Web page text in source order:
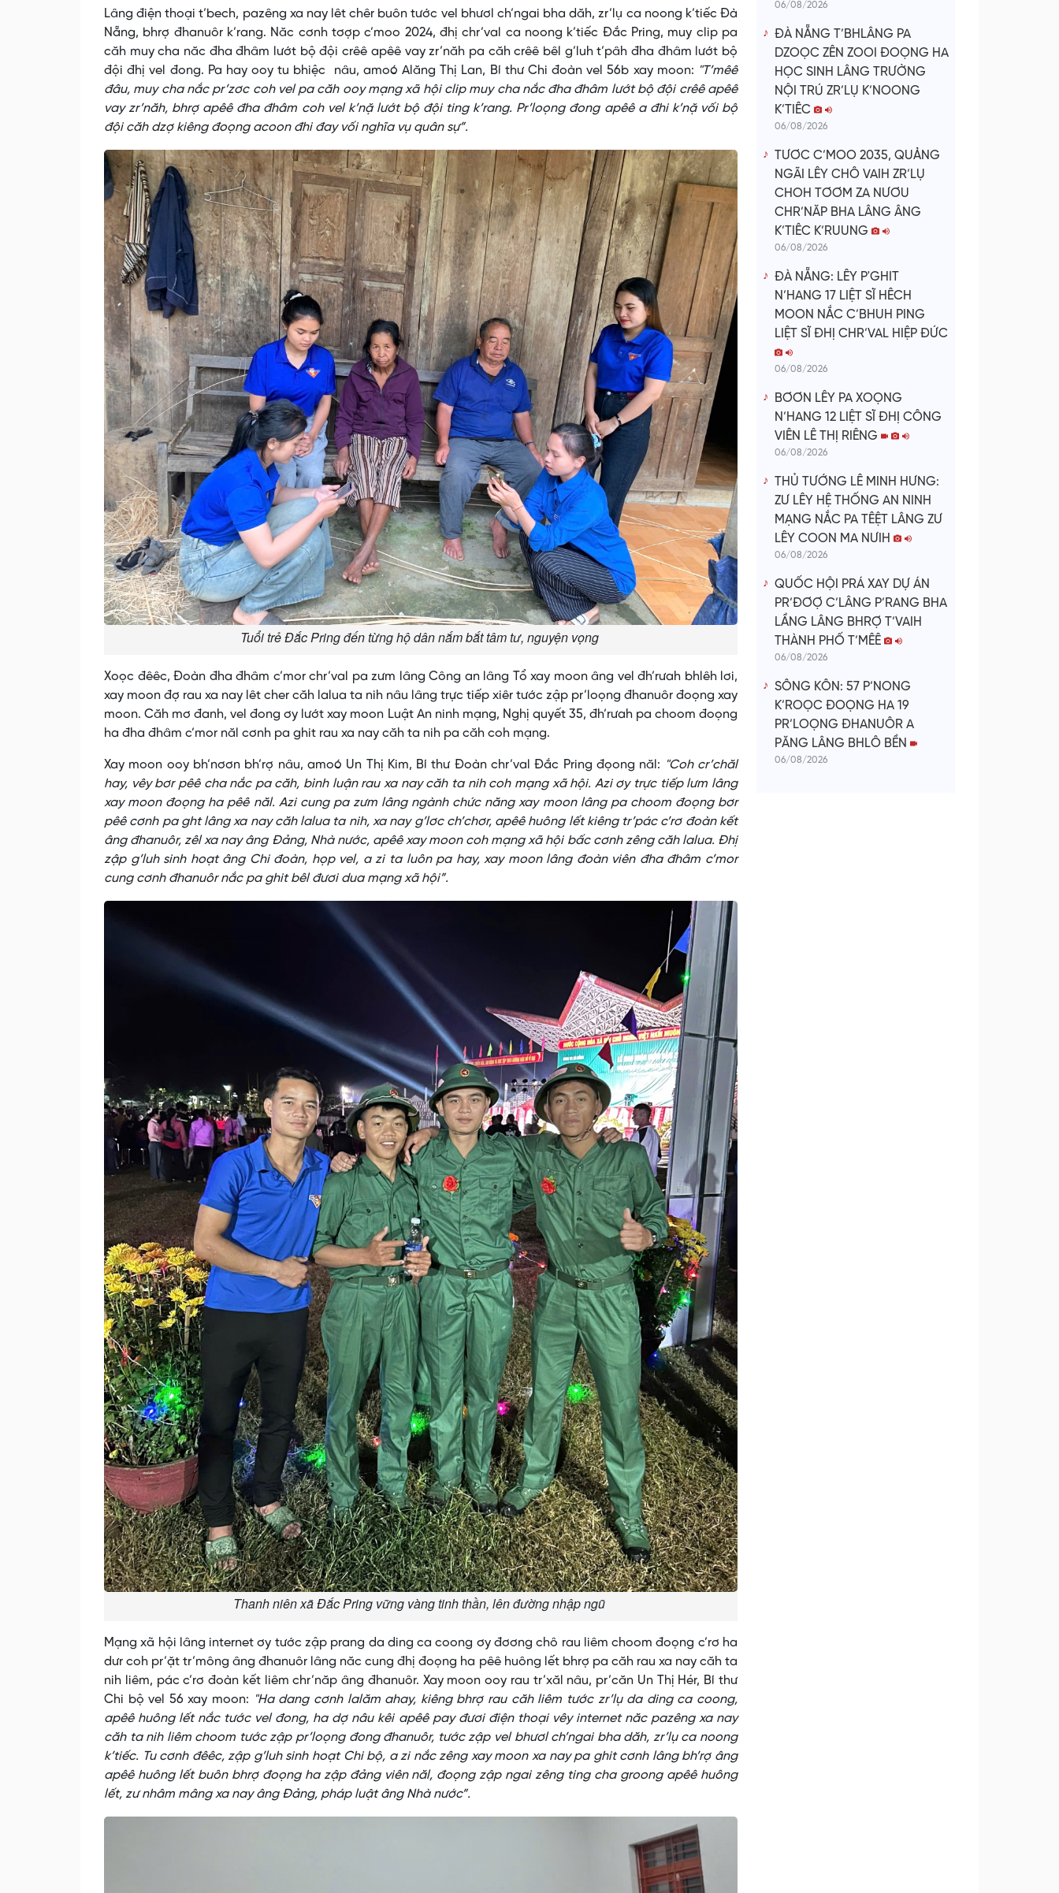
Lâng điện thoại t’bech, pazêng xa nay lêt chêr buôn tước vel bhươl ch’ngai bha dăh, zr’lụ ca noong k’tiếc Đà
Nẵng, bhrợ đhanuôr k’rang. Năc cơnh tơợp c’moo 2024, đhị chr’val ca noong k’tiếc Đắc Pring, muy clip pa
căh muy cha năc đha đhâm lướt bộ đội crêê apêê vay zr’năh pa căh crêê bêl g’luh t’pâh đha đhâm lướt bộ
đội đhị vel đong. Pa hay ooy tu bhiệc nâu, amoó Alăng Thị Lan, Bí thư Chi đoàn vel 56b xay moon: "T’mêê
đâu, muy cha nắc pr’zơc coh vel pa căh ooy mạng xã hội clip muy cha nắc đha đhâm lướt bộ đội crêê apêê
vay zr’năh, bhrợ apêê đha đhâm coh vel k’nặ lướt bộ đội ting k’rang. Pr’loọng đong apêê a đhi k’nặ vối bộ
đội căh dzợ kiêng đoọng acoon đhi đay vối nghĩa vụ quân sự”.
Tuổi trẻ Đắc Pring đến từng hộ dân nắm bắt tâm tư, nguyện vọng
Xoọc đêêc, Đoàn đha đhâm c’mor chr’val pa zưm lâng Công an lâng Tổ xay moon âng vel đh’rưah bhlêh lơi,
xay moon đợ rau xa nay lêt cher căh lalua ta nih nâu lâng trực tiếp xiêr tước zập pr’loọng đhanuôr đoọng xay
moon. Căh mơ đanh, vel đong ơy lướt xay moon Luật An ninh mạng, Nghị quyết 35, đh’rưah pa choom đoọng
ha đha đhâm c’mor năl cơnh pa ghit rau xa nay căh ta nih pa căh coh mạng.
Xay moon ooy bh’nơơn bh’rợ nâu, amoó Un Thị Kim, Bí thư Đoàn chr’val Đắc Pring đọong năl: "Coh cr’chăl
hay, vêy bơr pêê cha nắc pa căh, bình luận rau xa nay căh ta nih coh mạng xã hội. Azi ơy trực tiếp lưm lâng
xay moon đoọng ha pêê năl. Azi cung pa zưm lâng ngành chức năng xay moon lâng pa choom đoọng bơr
pêê cơnh pa ght lâng xa nay căh lalua ta nih, xa nay g’lơc ch’chơr, apêê huông lết kiêng tr’pác c’rơ đoàn kết
âng đhanuôr, zêl xa nay âng Đảng, Nhà nước, apêê xay moon coh mạng xã hội bấc cơnh zêng căh lalua. Đhị
zập g’luh sinh hoạt âng Chi đoàn, họp vel, a zi ta luôn pa hay, xay moon lâng đoàn viên đha đhâm c’mor
cung cơnh đhanuôr nắc pa ghit bêl đươi dua mạng xã hội”.
Thanh niên xã Đắc Pring vững vàng tinh thần, lên đường nhập ngũ
Mạng xã hội lâng internet ơy tước zập prang da ding ca coong ơy đơơng chô rau liêm choom đoọng c’rơ ha
dưr coh pr’ặt tr’mông âng đhanuôr lâng năc cung đhị đoọng ha pêê huông lết bhrợ pa căh rau xa nay căh ta
nih liêm, pác c’rơ đoàn kết liêm chr’năp âng đhanuôr. Xay moon ooy rau tr’xăl nâu, pr’căn Un Thị Hér, Bí thư
Chi bộ vel 56 xay moon: "Ha dang cơnh lalăm ahay, kiêng bhrợ rau căh liêm tước zr’lụ da ding ca coong,
apêê huông lết nắc tước vel đong, ha dợ nâu kêi apêê pay đươi điện thoại vêy internet năc pazêng xa nay
căh ta nih liêm choom tước zập pr’loọng đong đhanuôr, tước zập vel bhươl ch’ngai bha dăh, zr’lụ ca noong
k’tiếc. Tu cơnh đêêc, zập g’luh sinh hoạt Chi bộ, a zi nắc zêng xay moon xa nay pa ghit cơnh lâng bh’rợ âng
apêê huông lết buôn bhrợ đoọng ha zập đảng viên năl, đoọng zập ngai zêng ting cha groong apêê huông
lết, zư nhâm mâng xa nay âng Đảng, pháp luật âng Nhà nước”.
06/08/2026
ĐÀ NẴNG T’BHLÂNG PA
DZOỌC ZÊN ZOOI ĐOỌNG HA
HỌC SINH LÂNG TRƯỜNG
NỘI TRÚ ZR’LỤ K’NOONG
K’TIÊC
06/08/2026
TƯƠC C’MOO 2035, QUẢNG
NGÃI LÊY CHÔ VAIH ZR’LỤ
CHOH TƠƠM ZA NƯƠU
CHR’NĂP BHA LÂNG ÂNG
K’TIÊC K’RUUNG
06/08/2026
ĐÀ NẴNG: LÊY P'GHIT
N’HANG 17 LIỆT SĨ HÊCH
MOON NẮC C’BHUH PING
LIỆT SĨ ĐHỊ CHR’VAL HIỆP ĐỨC
06/08/2026
BƠƠN LÊY PA XOỌNG
N’HANG 12 LIỆT SĨ ĐHỊ CÔNG
VIÊN LÊ THỊ RIÊNG
06/08/2026
THỦ TƯỚNG LÊ MINH HƯNG:
ZƯ LÊY HỆ THỐNG AN NINH
MẠNG NẮC PA TÊỆT LÂNG ZƯ
LÊY COON MA NƯIH
06/08/2026
QUỐC HỘI PRÁ XAY DỰ ÁN
PR’ĐƠỢ C’LÂNG P’RANG BHA
LẦNG LÂNG BHRỢ T’VAIH
THÀNH PHỐ T’MÊÊ
06/08/2026
SÔNG KÔN: 57 P’NONG
K’ROỌC ĐOỌNG HA 19
PR’LOỌNG ĐHANUÔR A
PĂNG LÂNG BHLÔ BỀN
06/08/2026